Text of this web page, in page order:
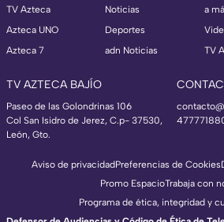
TV Azteca
Azteca UNO
Azteca 7
Noticias
Deportes
adn Noticias
a
TV
TV AZTECA BAJÍO
Paseo de las Golondrinas 106
Col San Isidro de Jerez, C.p- 37530,
León, Gto.
Aviso de privacidadPreferencias de Cookies
Promo EspacioTrabaja con
Programa de ética, integridad y